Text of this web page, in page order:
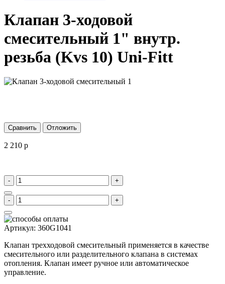
Клапан 3-ходовой
смесительный 1" внутр.
резьба (Kvs 10) Uni-Fitt
Сравнить Отложить
2 210 p
- +
- +
Артикул: 360G1041
Клапан трехходовой смесительный применяется в качестве
смесительного или разделительного клапана в системах
отопления. Клапан имеет ручное или автоматическое
управление.